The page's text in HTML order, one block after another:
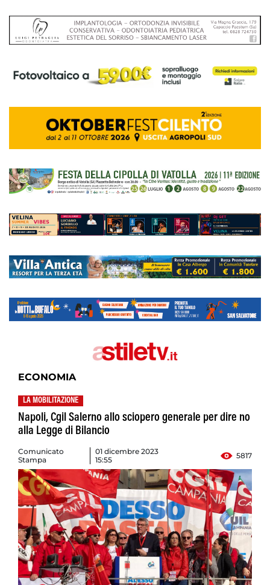
ECONOMIA
LA MOBILITAZIONE
Napoli, Cgil Salerno allo sciopero generale per dire no
alla Legge di Bilancio
Comunicato
Stampa
01 dicembre 2023
15:55
5817